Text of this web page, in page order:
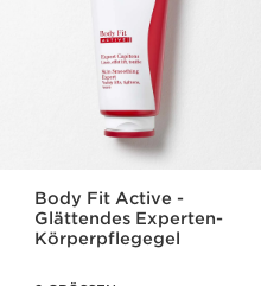
Body Fit Active -
Glättendes Experten-
Körperpflegegel